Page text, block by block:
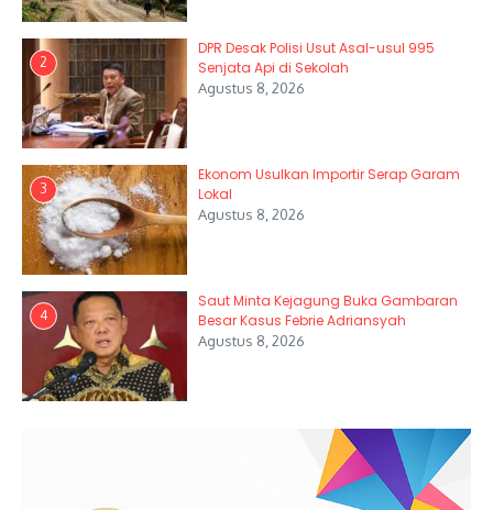
2
DPR Desak Polisi Usut Asal-usul 995
Senjata Api di Sekolah
Agustus 8, 2026
3
Ekonom Usulkan Importir Serap Garam
Lokal
Agustus 8, 2026
4
Saut Minta Kejagung Buka Gambaran
Besar Kasus Febrie Adriansyah
Agustus 8, 2026